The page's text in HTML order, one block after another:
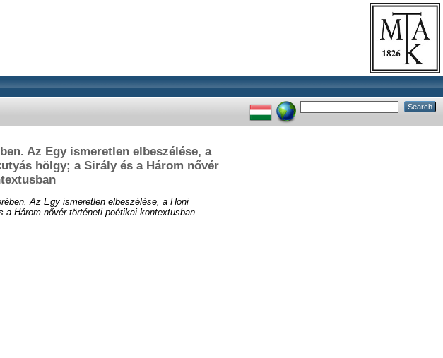
Az Egy ismeretlen elbeszélése, a
hölgy; a Sirály és a Három nővér
Az Egy ismeretlen elbeszélése, a Honi
Három nővér történeti poétikai kontextusban.